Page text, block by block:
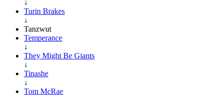
↓
Turin Brakes
↓
Tanzwut
Temperance
↓
They Might Be Giants
↓
Tinashe
↓
Tom McRae